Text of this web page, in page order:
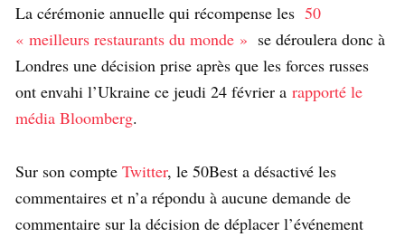
La cérémonie annuelle qui récompense les 50
« meilleurs restaurants du monde » se déroulera donc à
Londres une décision prise après que les forces russes
ont envahi l’Ukraine ce jeudi 24 février a rapporté le
média Bloomberg.
Sur son compte Twitter, le 50Best a désactivé les
commentaires et n’a répondu à aucune demande de
commentaire sur la décision de déplacer l’événement